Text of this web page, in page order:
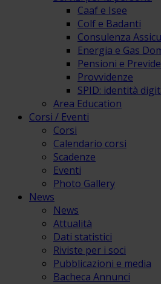
Caaf e Isee
Colf e Badanti
Consulenza
Energia e Gas
Pensioni e
Provvidenze
SPID: identità
Area Education
Corsi / Eventi
Corsi
Calendario corsi
Scadenze
Eventi
Photo Gallery
News
News
Attualità
Dati statistici
Riviste per i soci
Pubblicazioni e media
Bacheca Annunci